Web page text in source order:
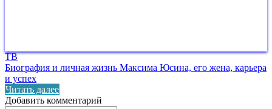
ТВ
Биография и личная жизнь Максима Юсина, его жена, карьера
и успех
Читать далее
Добавить комментарий